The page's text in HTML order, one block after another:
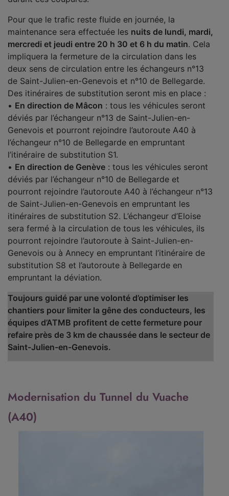
Pour que le trafic reste fluide en journée, la
maintenance sera effectuée les nuits de lundi, mardi,
mercredi et jeudi entre 20 h 30 et 6 h du matin. Cela
impliquera la fermeture de la circulation dans les
deux sens de circulation entre les échangeurs n°13
de Saint-Julien-en-Genevois et n°10 de Bellegarde.
Des itinéraires de substitution seront mis en place :
• En direction de Mâcon : tous les véhicules seront
déviés par l’échangeur n°13 de Saint-Julien-en-
Genevois et pourront rejoindre l’autoroute A40 à
l’échangeur n°10 de Bellegarde en empruntant
l’itinéraire de substitution S1.
• En direction de Genève : tous les véhicules seront
déviés par l’échangeur n°10 de Bellegarde et
pourront rejoindre l’autoroute A40 à l’échangeur n°13
de Saint-Julien-en-Genevois en empruntant les
itinéraires de substitution S2. L’échangeur d’Eloise
sera fermé à la circulation de tous les véhicules, ils
pourront rejoindre l’autoroute à Saint-Julien-en-
Genevois ou à Annecy en empruntant l’itinéraire de
substitution S8 et l’autoroute à Bellegarde en
empruntant la déviation.
Toujours guidé par une volonté d’optimiser les
chantiers pour limiter la gêne des conducteurs, les
équipes d’ATMB profitent de cette fermeture pour
refaire près de 3 km de chaussée dans le secteur de
Saint-Julien-en-Genevois.
Modernisation du Tunnel du Vuache
(A40)